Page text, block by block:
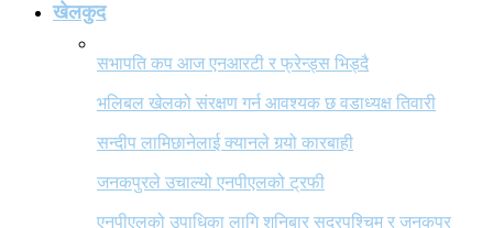
खेलकुद
सभापति कप आज एनआरटी र फ्रेन्ड्स भिड्दै
भलिबल खेलको संरक्षण गर्न आवश्यक छ वडाध्यक्ष तिवारी
सन्दीप लामिछानेलाई क्यानले गर्‍यो कारबाही
जनकपुरले उचाल्यो एनपीएलको ट्रफी
एनपीएलको उपाधिका लागि शनिबार सुदूरपश्चिम र जनकपुर